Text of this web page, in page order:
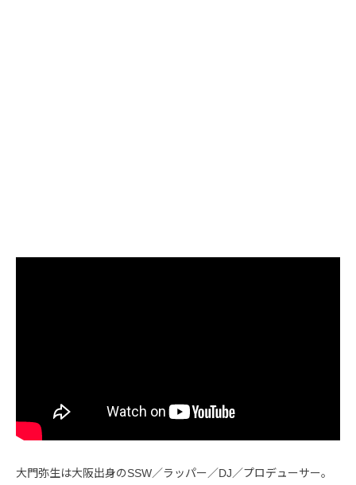
大門弥生は大阪出身のSSW／ラッパー／DJ／プロデューサー。